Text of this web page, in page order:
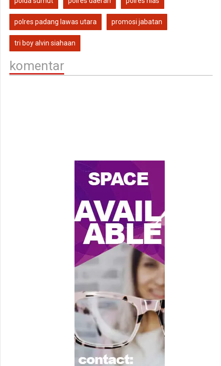
polres padang lawas utara promosi jabatan
tri boy alvin siahaan
komentar